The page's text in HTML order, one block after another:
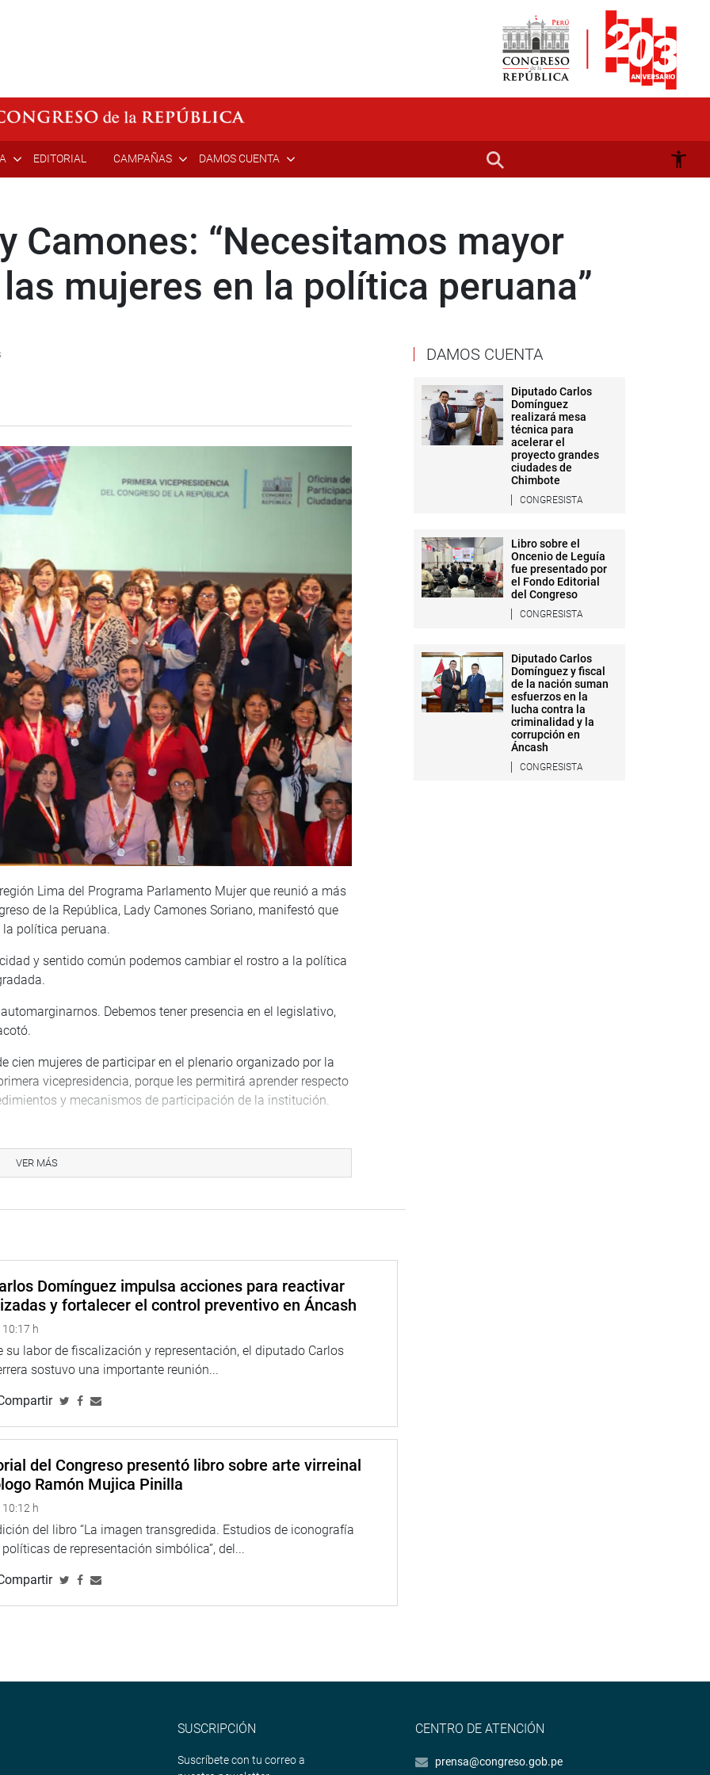
EDITORIAL CAMPAÑAS DAMOS CUENTA
Camones: “Necesitamos mayor
mujeres en la política peruana”
Lima del Programa Parlamento Mujer que reunió a más
de la República, Lady Camones Soriano, manifestó que
política peruana.
y sentido común podemos cambiar el rostro a la política
Debemos tener presencia en el legislativo,
cien mujeres de participar en el plenario organizado por la
vicepresidencia, porque les permitirá aprender respecto
y mecanismos de participación de la institución.
avances importantes, pero, aún siguen siendo
nos atrevamos a hacer la política activa que favorezca a las
haya aprobado el Programa Parlamento Mujer y, que se
en Lima, Áncash y Callao.
Municipal de Lima, se replicará los días 22 y 23 del
el 7 y 8 de julio.
VER MÁS
Domínguez impulsa acciones para reactivar
y fortalecer el control preventivo en Áncash
h
su labor de fiscalización y representación, el diputado Carlos
sostuvo una importante reunión...
del Congreso presentó libro sobre arte virreinal
Ramón Mujica Pinilla
h
del libro “La imagen transgredida. Estudios de iconografía
de representación simbólica”, del...
DAMOS CUENTA
Diputado Carlos
Domínguez
realizará mesa
técnica para
acelerar el
proyecto grandes
ciudades de
Chimbote
CONGRESISTA
Libro sobre el
Oncenio de Leguía
fue presentado por
el Fondo Editorial
del Congreso
CONGRESISTA
Diputado Carlos
Domínguez y fiscal
de la nación suman
esfuerzos en la
lucha contra la
criminalidad y la
corrupción en
Áncash
CONGRESISTA
SUSCRIPCIÓN
Suscríbete con tu correo a
CENTRO DE ATENCIÓN
prensa@congreso.gob.pe